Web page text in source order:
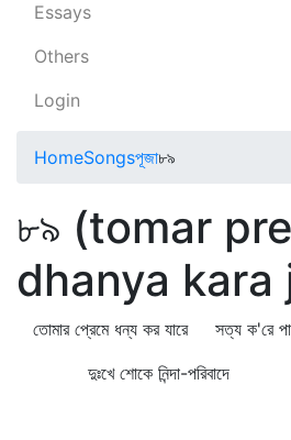
Essays
Others
Login
HomeSongsপূজা৮৯
৮৯ (tomar
dhanya kara
তোমার প্রেমে ধন্য কর যারে সত্য ক'রে
দুঃখে শোকে নিন্দা-পরিবাদে